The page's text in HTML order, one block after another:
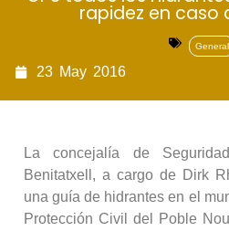
rapidez en caso
General
23 May 2016
La concejalía de
Benitatxell, a cargo de Dirk
una guía de hidrantes en el
Protección Civil del Poble